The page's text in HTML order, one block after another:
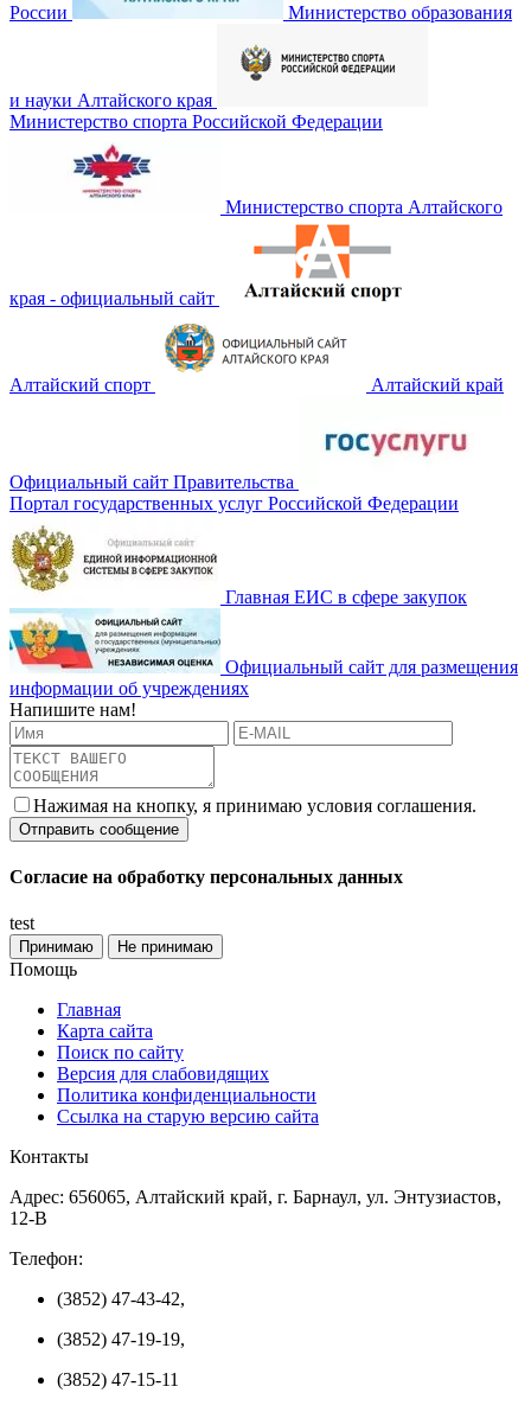
России Министерство образования
и науки Алтайского края
Министерство спорта Российской Федерации
Министерство спорта Алтайского
края - официальный сайт
Алтайский спорт Алтайский край
Официальный сайт Правительства
Портал государственных услуг Российской Федерации
Главная ЕИС в сфере закупок
Официальный сайт для размещения
информации об учреждениях
Напишите нам!
Нажимая на кнопку, я принимаю условия соглашения.
Согласие на обработку персональных данных
test
Принимаю Не принимаю
Помощь
Главная
Карта сайта
Поиск по сайту
Версия для слабовидящих
Политика конфиденциальности
Ссылка на старую версию сайта
Контакты
Адрес: 656065, Алтайский край, г. Барнаул, ул. Энтузиастов,
12-В
Телефон:
(3852) 47-43-42,
(3852) 47-19-19,
(3852) 47-15-11